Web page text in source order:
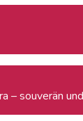
souverän und